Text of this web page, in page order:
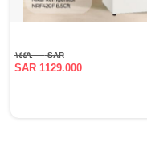
SAR ١٤٤٩.٠٠٠
SAR 1129.000